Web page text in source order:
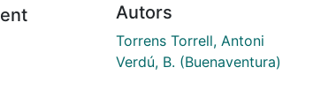
Autors
Torrens Torrell, Antoni
Verdú, B. (Buenaventura)